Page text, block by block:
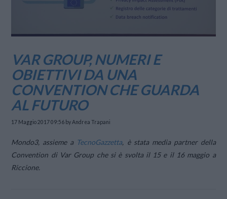
VAR GROUP, NUMERI E
OBIETTIVI DA UNA
CONVENTION CHE GUARDA
AL FUTURO
17 Maggio 2017 09:56 by Andrea Trapani
Mondo3, assieme a TecnoGazzetta, è stata media partner della
Convention di Var Group che si è svolta il 15 e il 16 maggio a
Riccione.